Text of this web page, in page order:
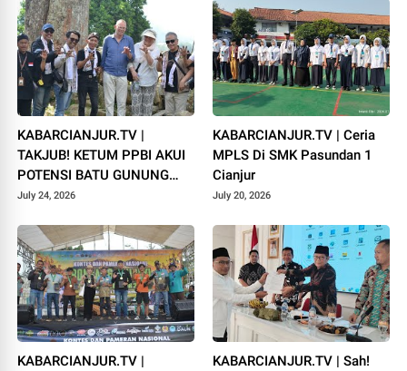
KABARCIANJUR.TV |
TAKJUB! KETUM PPBI AKUI
POTENSI BATU GUNUNG
PADANG
July 24, 2026
KABARCIANJUR.TV | Ceria
MPLS Di SMK Pasundan 1
Cianjur
July 20, 2026
KABARCIANJUR.TV |
KABARCIANJUR.TV | Sah!